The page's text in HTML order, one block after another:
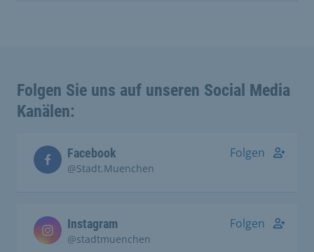
Folgen Sie uns auf unseren Social Media
Kanälen:
Facebook
@Stadt.Muenchen
Folgen
Instagram
@stadtmuenchen
Folgen